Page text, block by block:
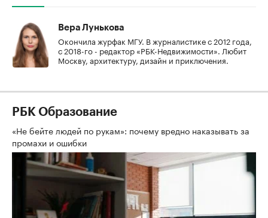
Вера Лунькова
Окончила журфак МГУ. В журналистике с 2012 года,
с 2018-го - редактор «РБК-Недвижимости». Любит
Москву, архитектуру, дизайн и приключения.
РБК Образование
«Не бейте людей по рукам»: почему вредно наказывать за
промахи и ошибки